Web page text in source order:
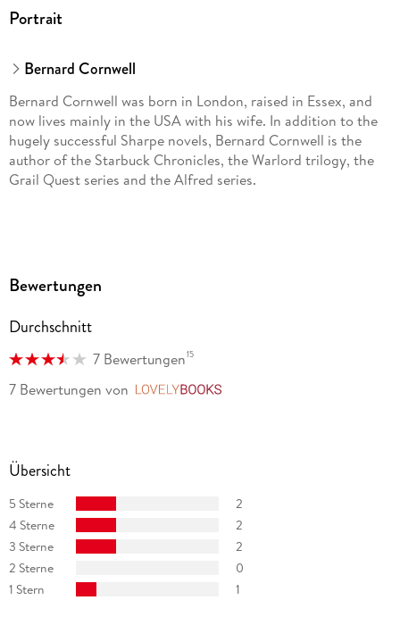
Portrait
Bernard Cornwell
Bernard Cornwell was born in London, raised in Essex, and
now lives mainly in the USA with his wife. In addition to the
hugely successful Sharpe novels, Bernard Cornwell is the
author of the Starbuck Chronicles, the Warlord trilogy, the
Grail Quest series and the Alfred series.
Bewertungen
Durchschnitt
7 Bewertungen15
7 Bewertungen von
Übersicht
5 Sterne
2
4 Sterne
2
3 Sterne
2
2 Sterne
0
1 Stern
1